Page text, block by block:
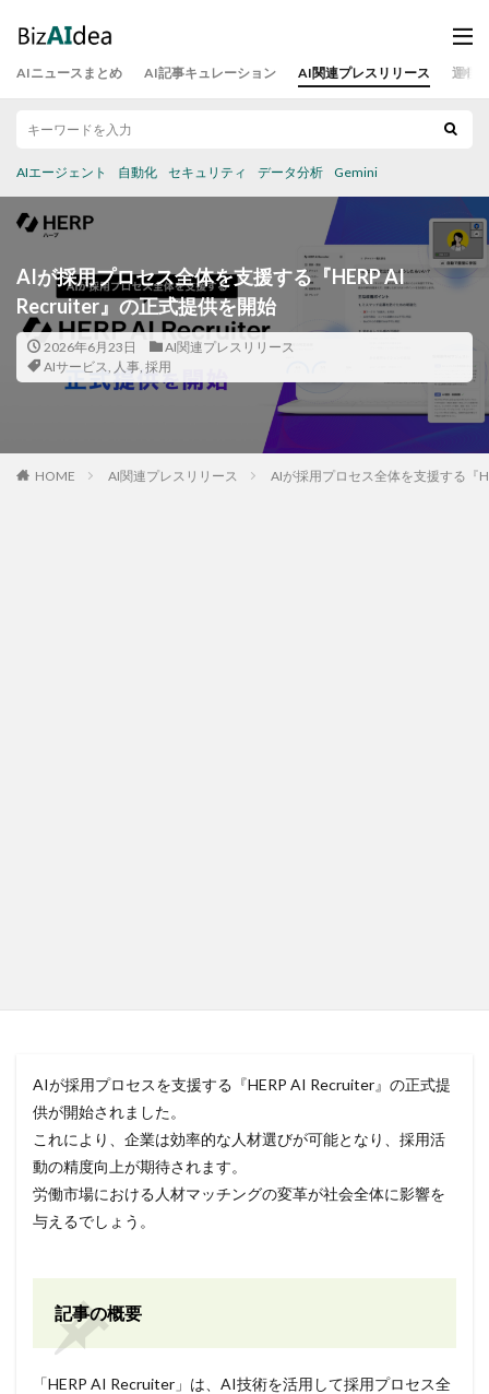
AIニュースまとめ AI記事キュレーション AI関連プレスリリース 運営
AIエージェント 自動化 セキュリティ データ分析 Gemini
AIが採用プロセス全体を支援する『HERP AI
Recruiter』の正式提供を開始
2026年6月23日
AI関連プレスリリース
AIサービス, 人事, 採用
HOME AI関連プレスリリース AIが採用プロセス全体を支援する『
AIが採用プロセスを支援する『HERP AI Recruiter』の正式提
供が開始されました。
これにより、企業は効率的な人材選びが可能となり、採用活
動の精度向上が期待されます。
労働市場における人材マッチングの変革が社会全体に影響を
与えるでしょう。
記事の概要
「HERP AI Recruiter」は、AI技術を活用して採用プロセス全